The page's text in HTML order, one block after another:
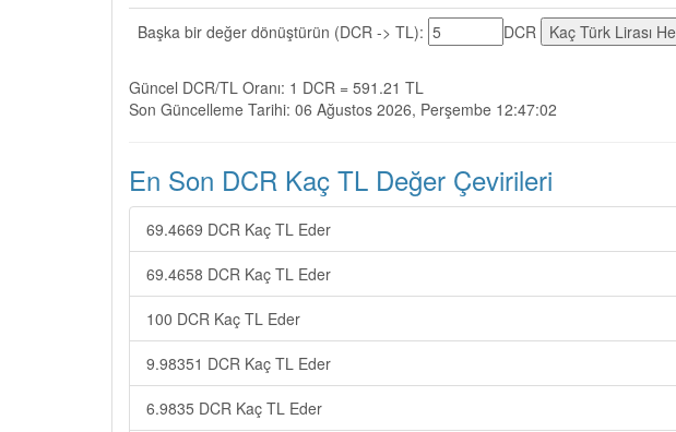
Başka bir değer dönüştürün (DCR -> TL):
DCR
Güncel DCR/TL Oranı: 1 DCR = 591.21 TL
Son Güncelleme Tarihi: 06 Ağustos 2026, Perşembe 12:47:02
En Son DCR Kaç TL Değer Çevirileri
69.4669 DCR Kaç TL Eder
69.4658 DCR Kaç TL Eder
100 DCR Kaç TL Eder
9.98351 DCR Kaç TL Eder
6.9835 DCR Kaç TL Eder